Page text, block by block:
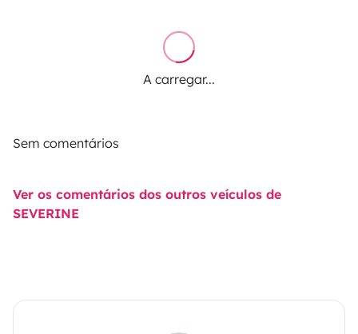
A carregar...
Sem comentários
Ver os comentários dos outros veículos de
SEVERINE